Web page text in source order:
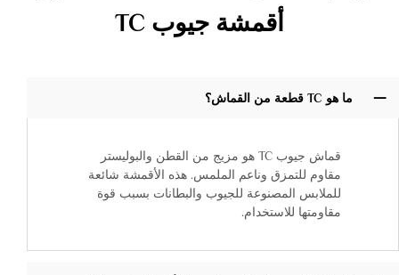
أقمشة جيوب TC
ما هو TC قطعة من القماش؟
قماش جيوب TC هو مزيج من القطن والبوليستر
مقاوم للتمزق وناعم الملمس. هذه الأقمشة شائعة
للملابس المصنوعة للجيوب والبطانات بسبب قوة
مقاومتها للاستخدام.